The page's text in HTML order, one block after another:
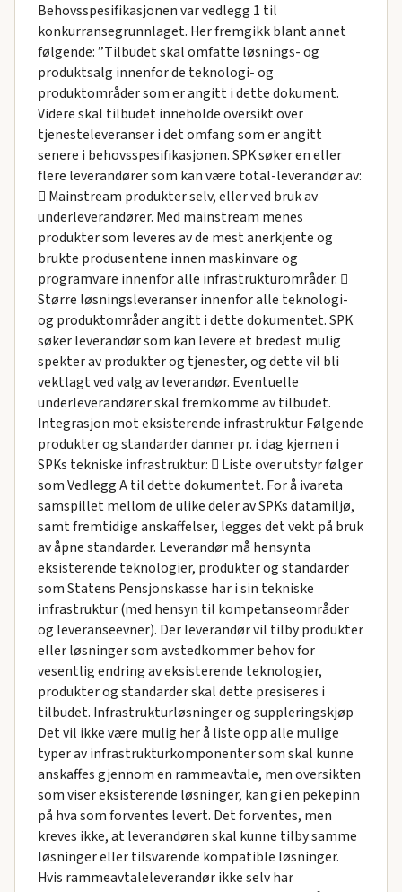
Behovsspesifikasjonen var vedlegg 1 til
konkurransegrunnlaget. Her fremgikk blant annet
følgende: ”Tilbudet skal omfatte løsnings- og
produktsalg innenfor de teknologi- og
produktområder som er angitt i dette dokument.
Videre skal tilbudet inneholde oversikt over
tjenesteleveranser i det omfang som er angitt
senere i behovsspesifikasjonen. SPK søker en eller
flere leverandører som kan være total-leverandør av:
 Mainstream produkter selv, eller ved bruk av
underleverandører. Med mainstream menes
produkter som leveres av de mest anerkjente og
brukte produsentene innen maskinvare og
programvare innenfor alle infrastrukturområder. 
Større løsningsleveranser innenfor alle teknologi-
og produktområder angitt i dette dokumentet. SPK
søker leverandør som kan levere et bredest mulig
spekter av produkter og tjenester, og dette vil bli
vektlagt ved valg av leverandør. Eventuelle
underleverandører skal fremkomme av tilbudet.
Integrasjon mot eksisterende infrastruktur Følgende
produkter og standarder danner pr. i dag kjernen i
SPKs tekniske infrastruktur:  Liste over utstyr følger
som Vedlegg A til dette dokumentet. For å ivareta
samspillet mellom de ulike deler av SPKs datamiljø,
samt fremtidige anskaffelser, legges det vekt på bruk
av åpne standarder. Leverandør må hensynta
eksisterende teknologier, produkter og standarder
som Statens Pensjonskasse har i sin tekniske
infrastruktur (med hensyn til kompetanseområder
og leveranseevner). Der leverandør vil tilby produkter
eller løsninger som avstedkommer behov for
vesentlig endring av eksisterende teknologier,
produkter og standarder skal dette presiseres i
tilbudet. Infrastrukturløsninger og suppleringskjøp
Det vil ikke være mulig her å liste opp alle mulige
typer av infrastrukturkomponenter som skal kunne
anskaffes gjennom en rammeavtale, men oversikten
som viser eksisterende løsninger, kan gi en pekepinn
på hva som forventes levert. Det forventes, men
kreves ikke, at leverandøren skal kunne tilby samme
løsninger eller tilsvarende kompatible løsninger.
Hvis rammeavtaleleverandør ikke selv har